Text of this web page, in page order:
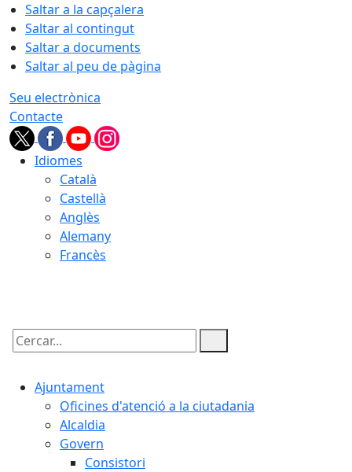
Saltar a la capçalera
Saltar al contingut
Saltar a documents
Saltar al peu de pàgina
Seu electrònica
Contacte
Idiomes
Català
Castellà
Anglès
Alemany
Francès
Cercar:
Ajuntament
Oficines d'atenció a la ciutadania
Alcaldia
Govern
Consistori